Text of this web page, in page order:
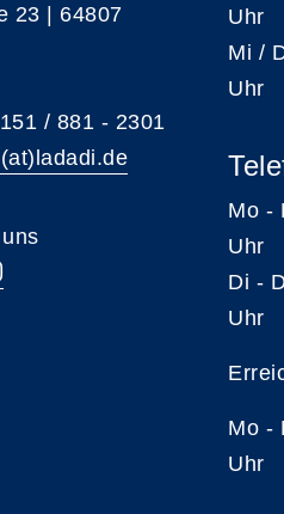
23 | 64807
/ 881 - 2301
Uhr
Mi /
Uhr
Mo
Uhr
Di -
Uhr
Mo
Uhr